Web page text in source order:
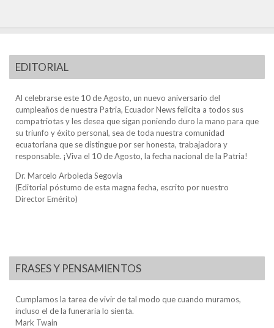
EDITORIAL
Al celebrarse este 10 de Agosto, un nuevo aniversario del
cumpleaños de nuestra Patria, Ecuador News felicita a todos sus
compatriotas y les desea que sigan poniendo duro la mano para que
su triunfo y éxito personal, sea de toda nuestra comunidad
ecuatoriana que se distingue por ser honesta, trabajadora y
responsable. ¡Viva el 10 de Agosto, la fecha nacional de la Patria!
Dr. Marcelo Arboleda Segovia
(Editorial póstumo de esta magna fecha, escrito por nuestro
Director Emérito)
FRASES Y PENSAMIENTOS
Cumplamos la tarea de vivir de tal modo que cuando muramos,
incluso el de la funeraria lo sienta.
Mark Twain